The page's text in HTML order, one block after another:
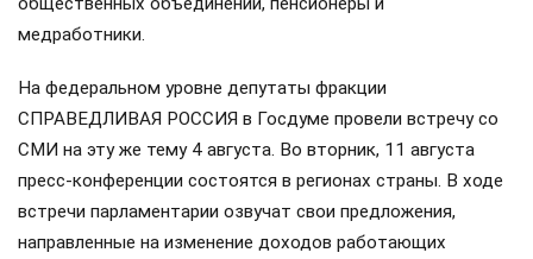
медработники.
На федеральном уровне депутаты фракции
СПРАВЕДЛИВАЯ РОССИЯ в Госдуме провели встречу со
СМИ на эту же тему 4 августа. Во вторник, 11 августа
пресс-конференции состоятся в регионах страны. В ходе
встречи парламентарии озвучат свои предложения,
направленные на изменение доходов работающих